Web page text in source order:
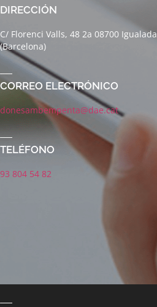
DIRECCIÓN
C/ Florenci Valls, 48 2a 08700 Igualada
(Barcelona)
CORREO ELECTRÓNICO
donesambempenta@dae.cat
TELÉFONO
93 804 54 82